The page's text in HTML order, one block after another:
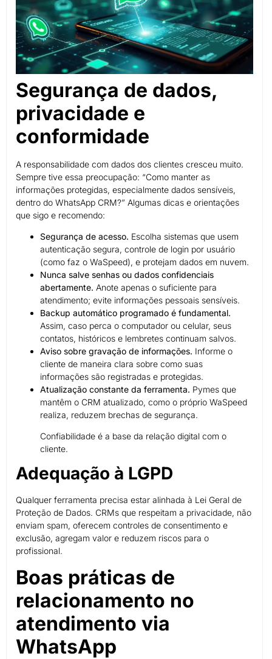
Segurança de dados,
privacidade e
conformidade
A responsabilidade com dados dos clientes cresceu muito.
Sempre tive essa preocupação: “Como manter as
informações protegidas, especialmente dados sensíveis,
dentro do WhatsApp CRM?” Algumas dicas e orientações
que sigo e recomendo:
Segurança de acesso. Escolha sistemas que usem
autenticação segura, controle de login por usuário
(como faz o WaSpeed), e protejam dados em nuvem.
Nunca salve senhas ou dados confidenciais
abertamente. Anote apenas o suficiente para
atendimento; evite informações pessoais sensíveis.
Backup automático programado é fundamental.
Assim, caso perca o computador ou celular, seus
contatos, históricos e lembretes continuam salvos.
Aviso sobre gravação de informações. Informe o
cliente de maneira clara sobre como suas
informações são registradas e protegidas.
Atualização constante da ferramenta. Pymes que
mantêm o CRM atualizado, como o próprio WaSpeed
realiza, reduzem brechas de segurança.
Confiabilidade é a base da relação digital com o
cliente.
Adequação à LGPD
Qualquer ferramenta precisa estar alinhada à Lei Geral de
Proteção de Dados. CRMs que respeitam a privacidade, não
enviam spam, oferecem controles de consentimento e
exclusão, agregam valor e reduzem riscos para o
profissional.
Boas práticas de
relacionamento no
atendimento via
WhatsApp